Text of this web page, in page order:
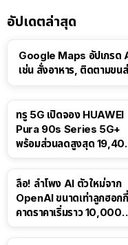
อัปเดตล่าสุด
Google Maps อัปเกรด
เช่น สั่งอาหาร, ติดตามขน
ทรู 5G เปิดจอง HUAWEI
Pura 90s Series 5G+
พร้อมส่วนลดสูงสุด
ลือ! ลำโพง AI ตัวใหม่จาก
OpenAI ขนาดเท่าลูกฮอกกี้
คาดราคาเริ่มราว 10,000